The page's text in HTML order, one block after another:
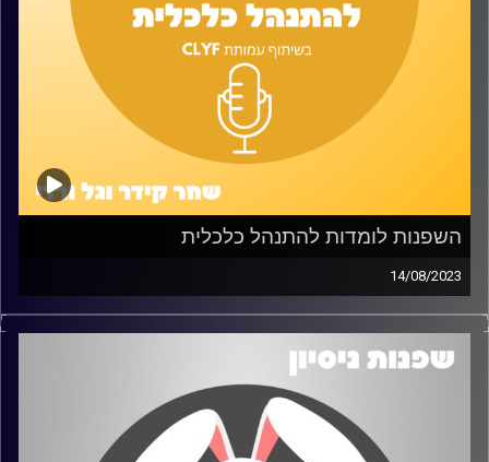
השפנות לומדות להתנהל כלכלית
14/08/2023
בפרק זה השפנות נעזרות בעמותת CLYF המציעה לימוד
ורכישת כלים להתנהלות כלכלית נכונה. בפרק השפנות מתנסות
בטיפים שהוצעו להן על ידי העמותה ומדברות על החוויה,
הקשיים וגם על הדברים הטובים שהצליחו
קרדיט תמונות: שחר קידר וגל ורדי